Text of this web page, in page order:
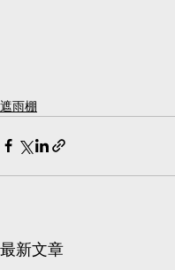
遮雨棚
最新文章